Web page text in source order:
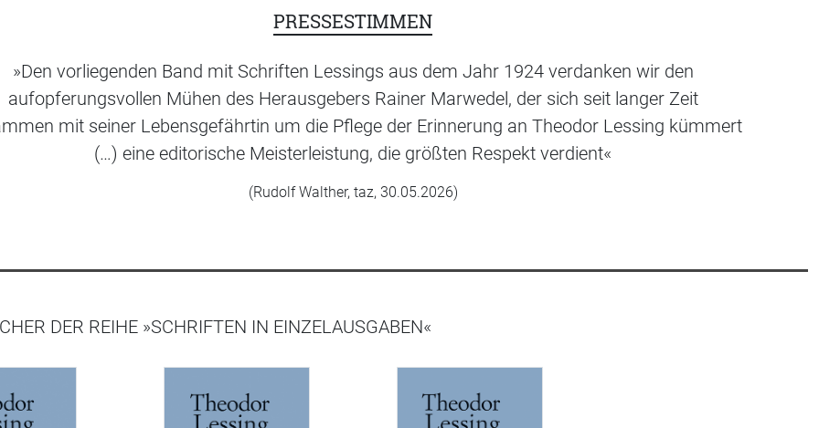
PRESSESTIMMEN
»Den vorliegenden Band mit Schriften Lessings aus dem Jahr 1924 verdanken wir den
aufopferungsvollen Mühen des Herausgebers Rainer Marwedel, der sich seit langer Zeit
mit seiner Lebensgefährtin um die Pflege der Erinnerung an Theodor Lessing kümmert
(…) eine editorische Meisterleistung, die größten Respekt verdient«
(Rudolf Walther, taz, 30.05.2026)
DER REIHE »SCHRIFTEN IN EINZELAUSGABEN«